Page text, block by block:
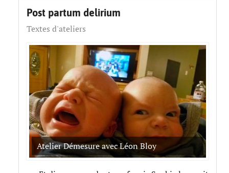
Post partum delirium
Textes d'ateliers
Atelier Démesure avec Léon Bloy